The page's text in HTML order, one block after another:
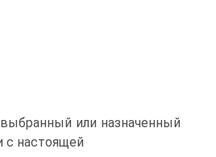
или назначенный
с настоящей